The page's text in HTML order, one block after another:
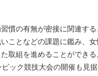
慣の有無が密接に関連す
ことなどの課題に鑑み、
取組を進めることができ
ック競技大会の開催も見